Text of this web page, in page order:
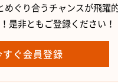
ぐり合うチャンスが飛躍
是非ともご登録ください！
すぐ会員登録